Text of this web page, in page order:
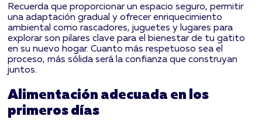
Recuerda que proporcionar un espacio seguro, permitir
una adaptación gradual y ofrecer enriquecimiento
ambiental como rascadores, juguetes y lugares para
explorar son pilares clave para el bienestar de tu gatito
en su nuevo hogar. Cuanto más respetuoso sea el
proceso, más sólida será la confianza que construyan
juntos.
Alimentación adecuada en los
primeros días